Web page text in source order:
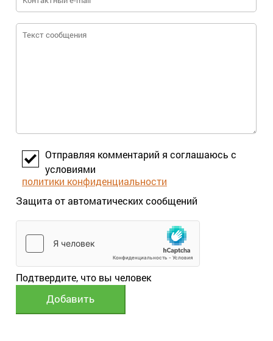
просветите пожалуйста...
Отправляя комментарий я соглашаюсь с
условиями
политики конфиденциальности
Защита от автоматических сообщений
Подтвердите, что вы человек